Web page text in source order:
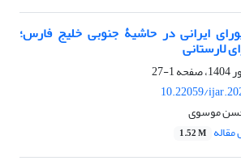
ایرانی در حاشیۀ جنوبی خلیج فارس؛
لارستانی
1-27
10.22059/
موسوی
1.52 M